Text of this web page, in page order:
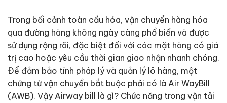
Trong bối cảnh toàn cầu hóa, vận chuyển hàng hóa
qua đường hàng không ngày càng phổ biến và được
sử dụng rộng rãi, đặc biệt đối với các mặt hàng có giá
trị cao hoặc yêu cầu thời gian giao nhận nhanh chóng.
Để đảm bảo tính pháp lý và quản lý lô hàng, một
chứng từ vận chuyển bắt buộc phải có là Air WayBill
(AWB). Vậy Airway bill là gì? Chức năng trong vận tải